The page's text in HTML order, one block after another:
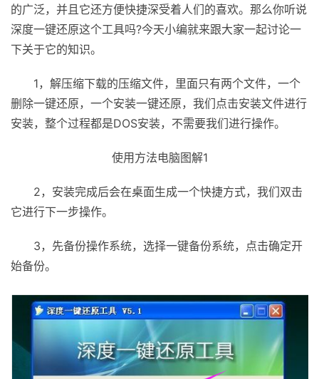
的广泛，并且它还方便快捷深受着人们的喜欢。那么你听说
深度一键还原这个工具吗?今天小编就来跟大家一起讨论一
下关于它的知识。
1，解压缩下载的压缩文件，里面只有两个文件，一个
删除一键还原，一个安装一键还原，我们点击安装文件进行
安装，整个过程都是DOS安装，不需要我们进行操作。
使用方法电脑图解1
2，安装完成后会在桌面生成一个快捷方式，我们双击
它进行下一步操作。
3，先备份操作系统，选择一键备份系统，点击确定开
始备份。